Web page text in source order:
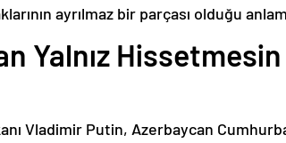
ayrılmaz bir parçası olduğu
Yalnız
Vladimir Putin, Azerbaycan